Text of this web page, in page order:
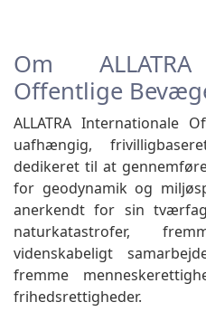
Om
Offentlige
ALLATRA Internationale
uafhængig,
dedikeret til at
for geodynamik og
anerkendt for sin
naturkatastrofer,
videnskabeligt
fremme
frihedsrettigheder.